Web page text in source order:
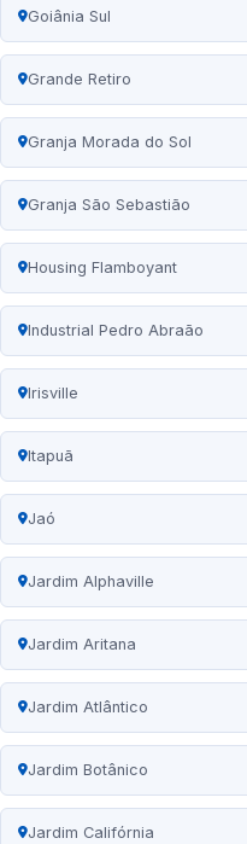
Goiânia Sul
Grande Retiro
Granja Morada do Sol
Granja São Sebastião
Housing Flamboyant
Industrial Pedro Abraão
Irisville
Itapuã
Jaó
Jardim Alphaville
Jardim Aritana
Jardim Atlântico
Jardim Botânico
Jardim Califórnia